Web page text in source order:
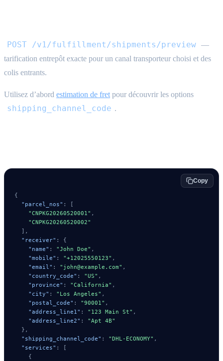
POST /v1/fulfillment/shipments/preview —
tarification entrepôt exacte pour un canal transporteur choisi et des
colis entrants.
Utilisez d’abord estimation de fret pour découvrir les options
shipping_channel_code .
Copy
{
"parcel_nos" :
[
"CNPKG20260520001" ,
"CNPKG20260520002"
] ,
"receiver" :
{
"name" : "John Doe" ,
"mobile" : "+12025550123" ,
"email" : "john@example.com" ,
"country_code" : "US" ,
"province" : "California" ,
"city" : "Los Angeles" ,
"postal_code" : "90001" ,
"address_line1" : "123 Main St" ,
"address_line2" :
"Apt 4B"
} ,
"shipping_channel_code" : "DHL-ECONOMY" ,
"services" :
[
{